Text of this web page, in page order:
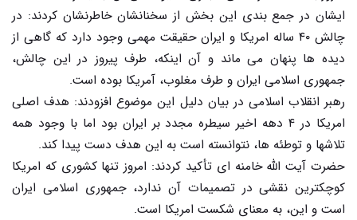
ایشان در جمع بندی این بخش از سخنانشان خاطرنشان کردند: در
چالش ۴۰ ساله امریکا و ایران حقیقت مهمی وجود دارد که گاهی از
دیده ها پنهان می ماند و آن اینکه، طرف پیروز در این چالش،
جمهوری اسلامی ایران و طرف مغلوب، آمریکا بوده است.
رهبر انقلاب اسلامی در بیان دلیل این موضوع افزودند: هدف اصلی
امریکا در ۴ دهه اخیر سیطره مجدد بر ایران بود اما با وجود همه
تلاشها و توطئه ها، نتوانسته است به این هدف دست پیدا کند.
حضرت آیت الله خامنه ای تأکید کردند: امروز تنها کشوری که امریکا
کوچکترین نقشی در تصمیمات آن ندارد، جمهوری اسلامی ایران
است و این، به معنای شکست امریکا است.